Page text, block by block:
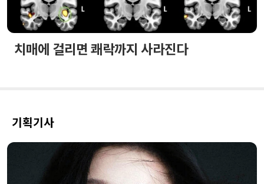
치매에 걸리면 쾌락까지 사라진다
기획기사